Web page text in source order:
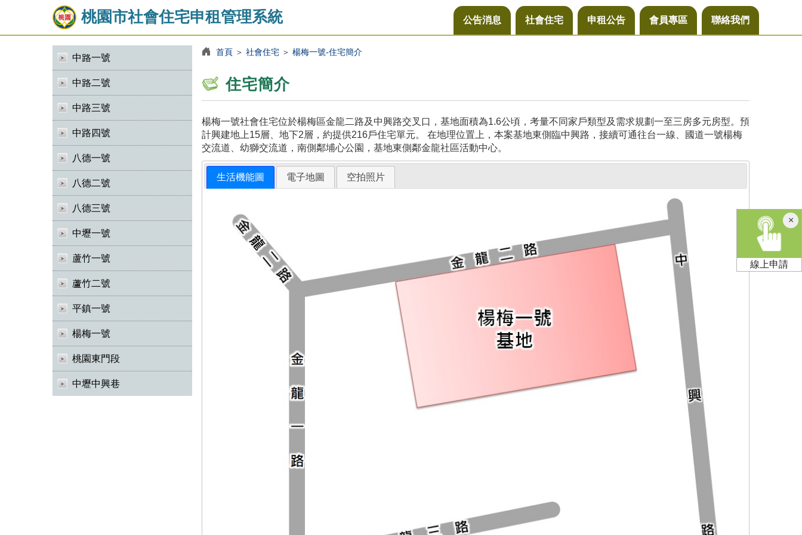
桃園市社會住宅申租管理系統 公告消息 社會住宅 申租公告 會員專區 聯絡我們
中路一號
中路二號
中路三號
中路四號
八德一號
八德二號
八德三號
中壢一號
蘆竹一號
蘆竹二號
平鎮一號
楊梅一號
桃園東門段
中壢中興巷
首頁＞ 社會住宅＞ 楊梅一號-住宅簡介
住宅簡介
楊梅一號社會住宅位於楊梅區金龍二路及中興路交叉口，基地面積為1.6公頃，考量不同家戶類型及需求規劃一至三房多元房型。預
計興建地上15層、地下2層，約提供216戶住宅單元。 在地理位置上，本案基地東側臨中興路，接續可通往台一線、國道一號楊梅
交流道、幼獅交流道，南側鄰埔心公園，基地東側鄰金龍社區活動中心。
生活機能圖 電子地圖 空拍照片
×關
閉
線上申請